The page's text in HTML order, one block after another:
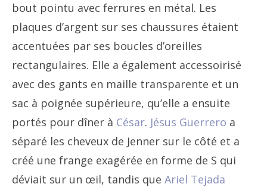
bout pointu avec ferrures en métal. Les
plaques d’argent sur ses chaussures étaient
accentuées par ses boucles d’oreilles
rectangulaires. Elle a également accessoirisé
avec des gants en maille transparente et un
sac à poignée supérieure, qu’elle a ensuite
portés pour dîner à César. Jésus Guerrero a
séparé les cheveux de Jenner sur le côté et a
créé une frange exagérée en forme de S qui
déviait sur un œil, tandis que Ariel Tejada